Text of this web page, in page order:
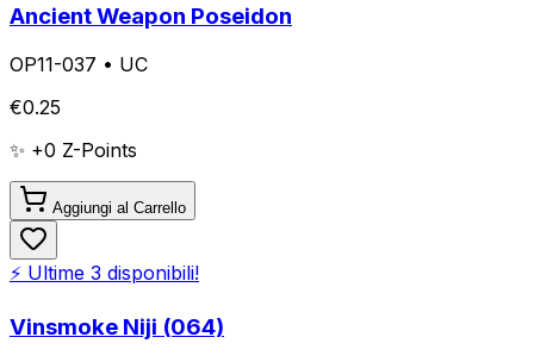
Ancient Weapon Poseidon
OP11-037 • UC
€0.25
✨ +0 Z-Points
Aggiungi al Carrello
⚡ Ultime 3 disponibili!
Vinsmoke Niji (064)